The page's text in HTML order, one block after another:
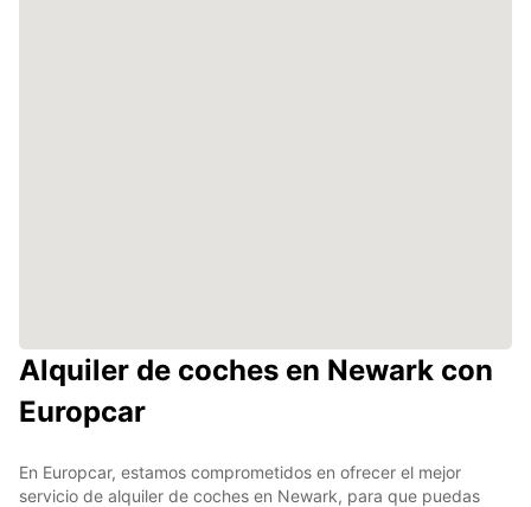
Alquiler de coches en Newark con
Europcar
En Europcar, estamos comprometidos en ofrecer el mejor
servicio de alquiler de coches en Newark, para que puedas